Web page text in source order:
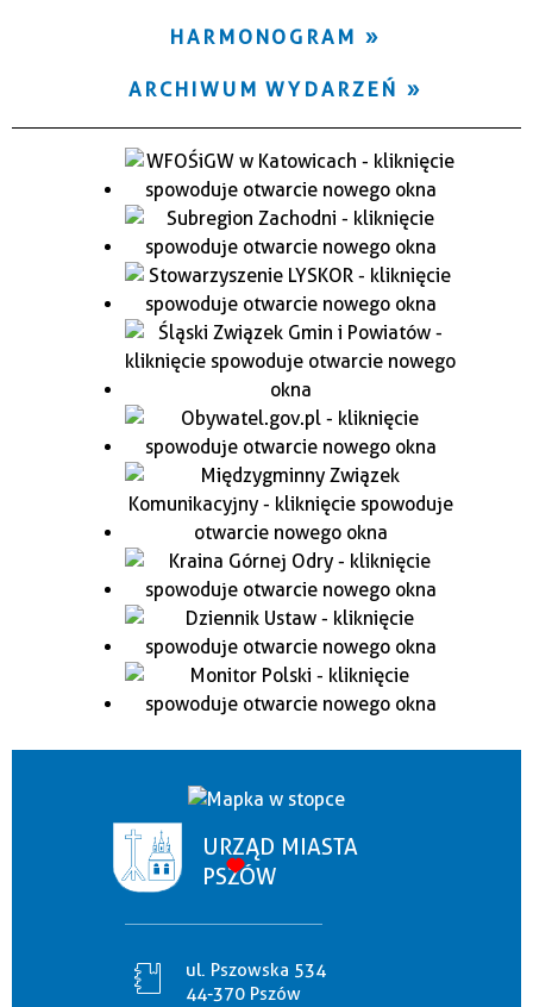
HARMONOGRAM
ARCHIWUM WYDARZEŃ
URZĄD MIASTA
PSZÓW
ul. Pszowska 534
44-370 Pszów